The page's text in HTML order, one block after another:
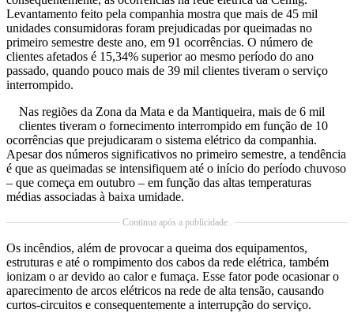
Levantamento feito pela companhia mostra que mais de 45 mil
unidades consumidoras foram prejudicadas por queimadas no
primeiro semestre deste ano, em 91 ocorrências. O número de
clientes afetados é 15,34% superior ao mesmo período do ano
passado, quando pouco mais de 39 mil clientes tiveram o serviço
interrompido.
Nas regiões da Zona da Mata e da Mantiqueira, mais de 6 mil
clientes tiveram o fornecimento interrompido em função de 10
ocorrências que prejudicaram o sistema elétrico da companhia.
Apesar dos números significativos no primeiro semestre, a tendência
é que as queimadas se intensifiquem até o início do período chuvoso
– que começa em outubro – em função das altas temperaturas
médias associadas à baixa umidade.
Continua após a publicidade..
Os incêndios, além de provocar a queima dos equipamentos,
estruturas e até o rompimento dos cabos da rede elétrica, também
ionizam o ar devido ao calor e fumaça. Esse fator pode ocasionar o
aparecimento de arcos elétricos na rede de alta tensão, causando
curtos-circuitos e consequentemente a interrupção do serviço.